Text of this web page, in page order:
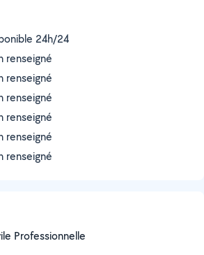
24h/24
renseigné
renseigné
renseigné
renseigné
renseigné
renseigné
Professionnelle